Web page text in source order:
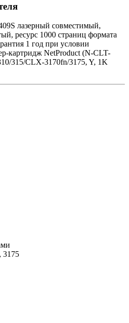
лазерный совместимый,
ресурс 1000 страниц формата
1 год при условии
картридж NetProduct (N-CLT-
315/CLX-3170fn/3175, Y, 1K
3175